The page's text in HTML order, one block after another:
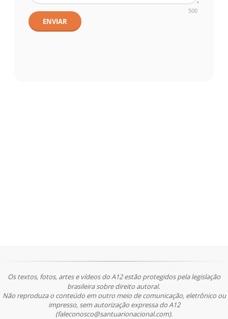
500
ENVIAR
Os textos, fotos, artes e vídeos do A12 estão protegidos pela legislação
brasileira sobre direito autoral.
Não reproduza o conteúdo em outro meio de comunicação, eletrônico ou
impresso, sem autorização expressa do A12
(faleconosco@santuarionacional.com).